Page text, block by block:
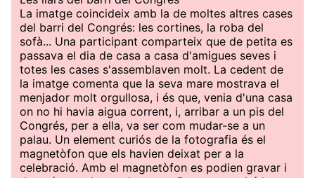
La imatge coincideix amb la de moltes altres cases
del barri del Congrés: les cortines, la roba del
sofà... Una participant comparteix que de petita es
passava el dia de casa a casa d'amigues seves i
totes les cases s'assemblaven molt. La cedent de
la imatge comenta que la seva mare mostrava el
menjador molt orgullosa, i és que, venia d'una casa
on no hi havia aigua corrent, i, arribar a un pis del
Congrés, per a ella, va ser com mudar-se a un
palau. Un element curiós de la fotografia és el
magnetòfon que els havien deixat per a la
celebració. Amb el magnetòfon es podien gravar i